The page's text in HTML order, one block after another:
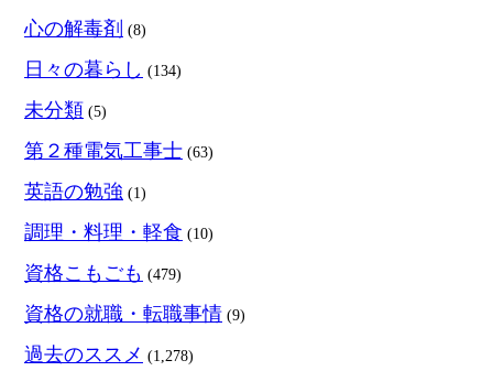
心の解毒剤 (8)
日々の暮らし (134)
未分類 (5)
第２種電気工事士 (63)
英語の勉強 (1)
調理・料理・軽食 (10)
資格こもごも (479)
資格の就職・転職事情 (9)
過去のススメ (1,278)